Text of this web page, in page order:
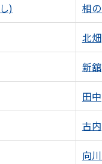
) 相
北畑
新舘
田中
古内
向